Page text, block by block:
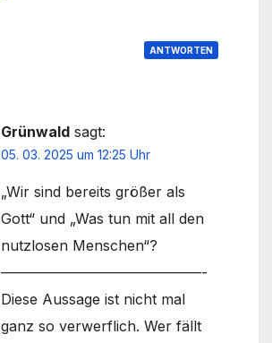
ANTWORTEN
Grünwald sagt:
05. 03. 2025 um 12:25 Uhr
„Wir sind bereits größer als
Gott“ und „Was tun mit all den
nutzlosen Menschen“?
——————————————-
Diese Aussage ist nicht mal
ganz so verwerflich. Wer fällt